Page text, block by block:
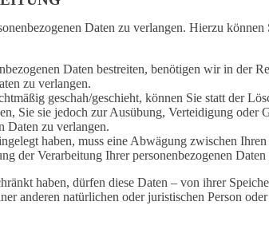
Daten zu verlangen. Hierzu
Daten bestreiten, benötigen wir in der
zu verlangen.
geschah/geschieht, können Sie statt der
Sie sie jedoch zur Ausübung, Verteidigung oder
Daten zu verlangen.
haben, muss eine Abwägung zwischen
der Verarbeitung Ihrer personenbezogenen
haben, dürfen diese Daten – von ihrer
anderen natürlichen oder juristischen Person